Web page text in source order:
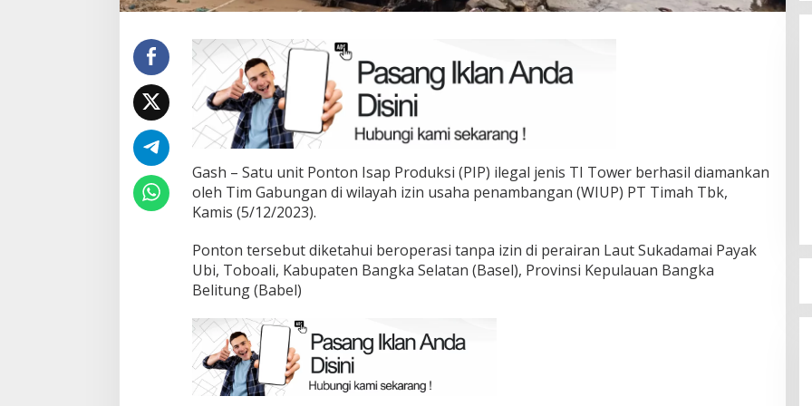
Gash – Satu unit Ponton Isap Produksi (PIP) ilegal jenis TI Tower berhasil diamankan
oleh Tim Gabungan di wilayah izin usaha penambangan (WIUP) PT Timah Tbk,
Kamis (5/12/2023).
Ponton tersebut diketahui beroperasi tanpa izin di perairan Laut Sukadamai Payak
Ubi, Toboali, Kabupaten Bangka Selatan (Basel), Provinsi Kepulauan Bangka
Belitung (Babel)
Bawa Misi Besar Bangkitkan
Golkar Bangka Selatan
Di Bangka Selatan, Politik | 29/03/2026